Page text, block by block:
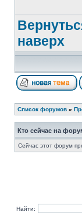
наверх
Список форумов »
Кто сейчас на
Сейчас этот форум
Найти: